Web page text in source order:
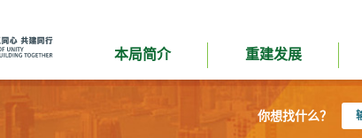
本局简介 重建发展
你想找什么？
入